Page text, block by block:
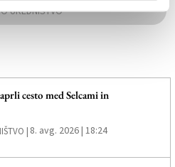
UREDNIŠTVO
cesto med Selcami in
| 8. avg. 2026 | 18:24